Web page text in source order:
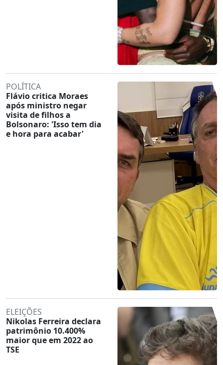
POLÍTICA
Flávio critica Moraes
após ministro negar
visita de filhos a
Bolsonaro: 'Isso tem dia
e hora para acabar'
ELEIÇÕES
Nikolas Ferreira declara
patrimônio 10.400%
maior que em 2022 ao
TSE